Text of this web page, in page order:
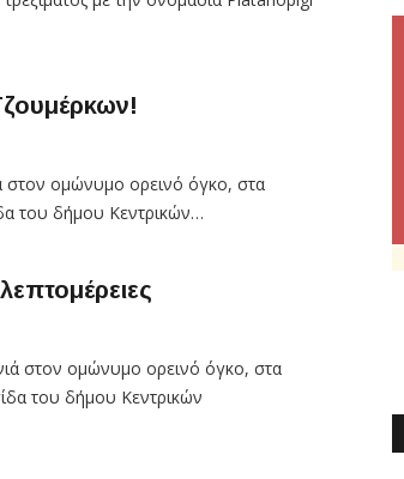
στον ομώνυμο ορεινό όγκο, στα
του δήμου Κεντρικών…
στον ομώνυμο ορεινό όγκο, στα
του δήμου Κεντρικών